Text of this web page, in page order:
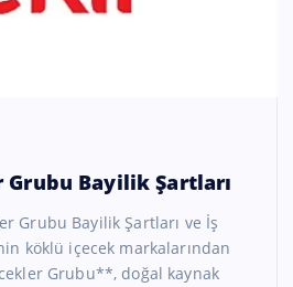
Bayilik Şartları
Grubu Bayilik Şartları ve İş
köklü içecek markalarından
Grubu**, doğal kaynak